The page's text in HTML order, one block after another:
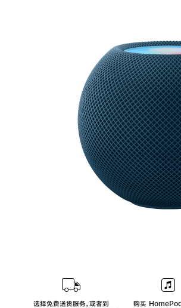
选择免费送货服务，或者到
购买